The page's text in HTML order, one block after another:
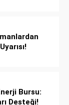
Bursu:
Desteği!